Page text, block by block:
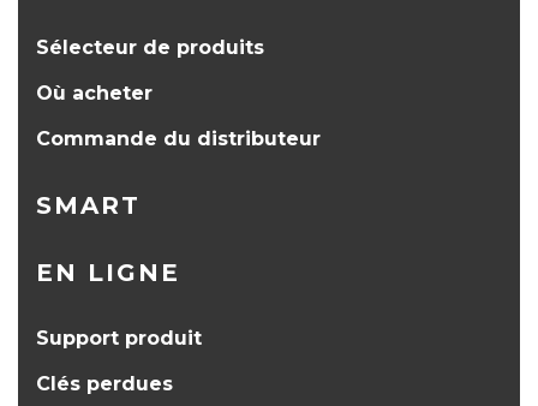
Sélecteur de produits
Où acheter
Commande du distributeur
SMART
EN LIGNE
Support produit
Clés perdues